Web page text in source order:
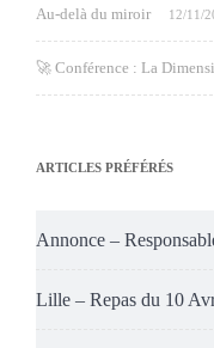
Au-delà du miroir
12/11/
🚀 Conférence : La
ARTICLES PRÉFÉRÉS
Annonce –
Lille – Repas du 10